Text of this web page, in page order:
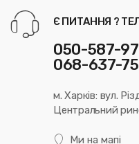
Є ПИТАННЯ ?
050-587-
068-637-
м. Харків: вул.
Центральний
Ми на мапі